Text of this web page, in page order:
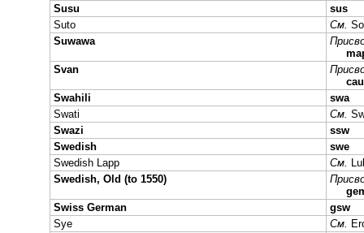
Susu
sus
Suto
См.
Suwawa
Svan
cau
Swahili
swa
Swati
См.
Swazi
ssw
Swedish
swe
Swedish Lapp
См.
Swedish, Old (to 1550)
Swiss German
gsw
Sye
См.